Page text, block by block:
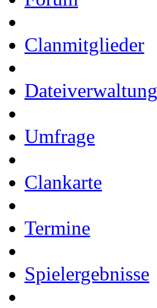
Clanmitglieder
Dateiverwaltung
Umfrage
Clankarte
Termine
Spielergebnisse